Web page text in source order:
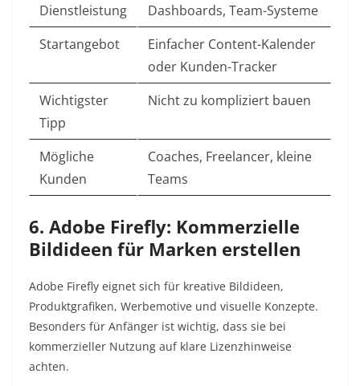
Dienstleistung
Dashboards, Team-Systeme
Startangebot
Einfacher Content-Kalender
oder Kunden-Tracker
Wichtigster
Tipp
Nicht zu kompliziert bauen
Mögliche
Kunden
Coaches, Freelancer, kleine
Teams
6. Adobe Firefly: Kommerzielle
Bildideen für Marken erstellen
Adobe Firefly eignet sich für kreative Bildideen,
Produktgrafiken, Werbemotive und visuelle Konzepte.
Besonders für Anfänger ist wichtig, dass sie bei
kommerzieller Nutzung auf klare Lizenzhinweise
achten.